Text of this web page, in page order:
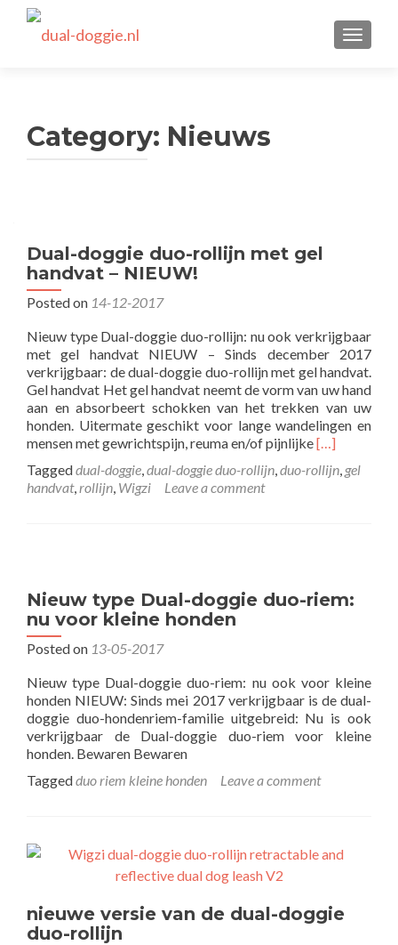
Category: Nieuws
Dual-doggie duo-rollijn met gel
handvat – NIEUW!
Posted on 14-12-2017
Nieuw type Dual-doggie duo-rollijn: nu ook verkrijgbaar
met gel handvat NIEUW – Sinds december 2017
verkrijgbaar: de dual-doggie duo-rollijn met gel handvat.
Gel handvat Het gel handvat neemt de vorm van uw hand
aan en absorbeert schokken van het trekken van uw
honden. Uitermate geschikt voor lange wandelingen en
mensen met gewrichtspijn, reuma en/of pijnlijkeRead
about
handvat
[…]
Taggeddual-doggie,dual-doggie duo-rollijn,duo-rollijn, gel
handvat,rollijn, Wigzi Leave a comment
Nieuw type Dual-doggie duo-riem:
nu voor kleine honden
Posted on 13-05-2017
Nieuw type Dual-doggie duo-riem: nu ook voor kleine
honden NIEUW: Sinds mei 2017 verkrijgbaar is de dual-
doggie duo-hondenriem-familie uitgebreid: Nu is ook
verkrijgbaar de Dual-doggie duo-riem voor kleine
honden. Bewaren Bewaren
Taggedduo riem kleine honden Leave a comment
nieuwe versie van de dual-doggie
duo-rollijn